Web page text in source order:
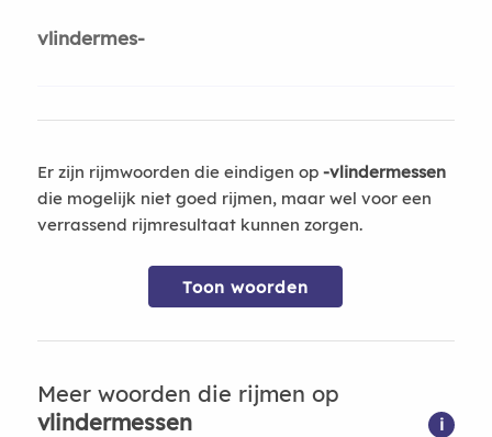
vlindermes-
Er zijn rijmwoorden die eindigen op -vlindermessen
die mogelijk niet goed rijmen, maar wel voor een
verrassend rijmresultaat kunnen zorgen.
Toon woorden
Meer woorden die rijmen op
vlindermessen
i